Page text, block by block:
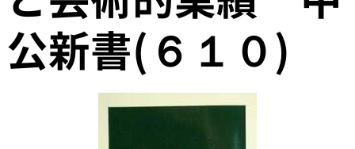
公新書(６１０)